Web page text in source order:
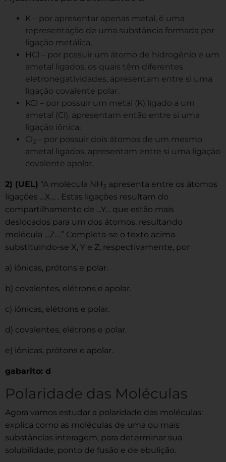
K – por apresentar apenas metal, é uma
representação de uma substância formada por
ligação metálica,
HCl – por possuir um átomo de hidrogênio e um
ametal ligados, os quais têm diferentes
eletronegatividades, apresentam entre si uma
ligação covalente polar.
KCl – por possuir um metal (K) ligado a um
ametal (Cl), apresentam então entre si uma
ligação iônica;
Cl2 – por possuir dois átomos de um mesmo
ametal ligados, apresentam entre si uma ligação
covalente apolar.
2) (UEL) “A molécula NH 3 apresenta entre os átomos
ligações …X… . Estas ligações resultam do
compartilhamento de …Y… que estão mais
deslocados para um dos átomos, resultando
molécula …Z….” Completa-se o texto acima
substituindo-se X, Y e Z, respectivamente, por
a) iônicas, prótons e polar.
b) covalentes, elétrons e apolar.
c) iônicas, elétrons e polar.
d) covalentes, elétrons e polar.
e) iônicas, prótons e apolar.
gabarito: d
Polaridade das Moléculas
Agora vamos estudar a polaridade das moléculas:
explica como as moléculas de uma ou mais
substâncias interagem, para determinar sua
solubilidade, ponto de fusão e de ebulição.